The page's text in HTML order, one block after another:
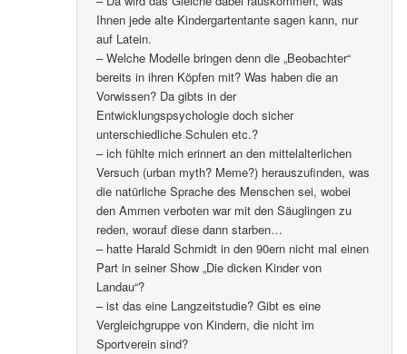
Ihnen jede alte Kindergartentante sagen kann, nur
auf Latein.
– Welche Modelle bringen denn die „Beobachter“
bereits in ihren Köpfen mit? Was haben die an
Vorwissen? Da gibts in der
Entwicklungspsychologie doch sicher
unterschiedliche Schulen etc.?
– ich fühlte mich erinnert an den mittelalterlichen
Versuch (urban myth? Meme?) herauszufinden, was
die natürliche Sprache des Menschen sei, wobei
den Ammen verboten war mit den Säuglingen zu
reden, worauf diese dann starben…
– hatte Harald Schmidt in den 90ern nicht mal einen
Part in seiner Show „Die dicken Kinder von
Landau“?
– ist das eine Langzeitstudie? Gibt es eine
Vergleichgruppe von Kindern, die nicht im
Sportverein sind?